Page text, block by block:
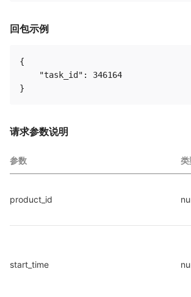
回包示例
{
    "task_id": 346164
请求参数说明
参数 类
product_id
start_time